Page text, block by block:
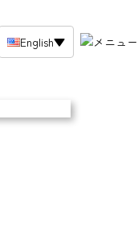
English▼